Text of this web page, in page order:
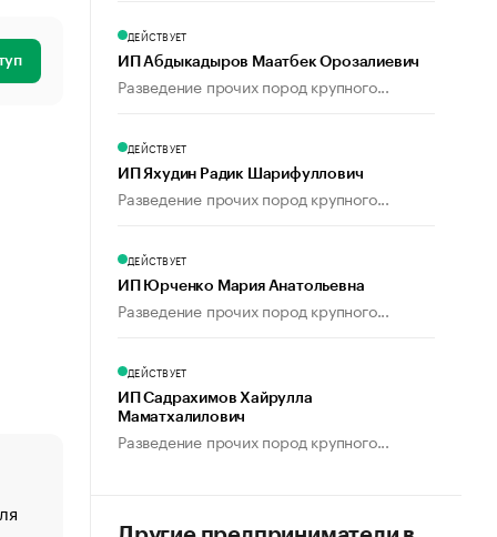
ДЕЙСТВУЕТ
ИП Абдыкадыров Маатбек Орозалиевич
Разведение прочих пород крупного...
ДЕЙСТВУЕТ
ИП Яхудин Радик Шарифуллович
Разведение прочих пород крупного...
ДЕЙСТВУЕТ
ИП Юрченко Мария Анатольевна
Разведение прочих пород крупного...
ДЕЙСТВУЕТ
ИП Садрахимов Хайрулла
Маматхалилович
Разведение прочих пород крупного...